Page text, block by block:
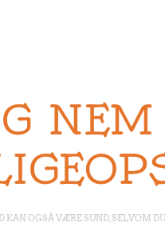
OGSÅ VÆRE SUND, SELVOM DU